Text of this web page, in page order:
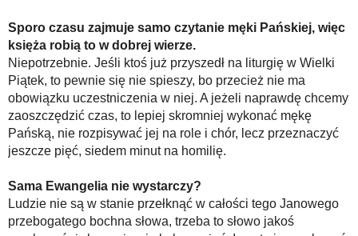
Sporo czasu zajmuje samo czytanie męki Pańskiej, więc
księża robią to w dobrej wierze.
Niepotrzebnie. Jeśli ktoś już przyszedł na liturgię w Wielki
Piątek, to pewnie się nie spieszy, bo przecież nie ma
obowiązku uczestniczenia w niej. A jeżeli naprawdę chcemy
zaoszczędzić czas, to lepiej skromniej wykonać mękę
Pańską, nie rozpisywać jej na role i chór, lecz przeznaczyć
jeszcze pięć, siedem minut na homilię.
Sama Ewangelia nie wystarczy?
Ludzie nie są w stanie przełknąć w całości tego Janowego
przebogatego bochna słowa, trzeba to słowo jakoś